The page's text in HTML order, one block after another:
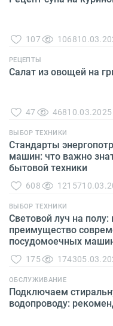
107 1068
РЕЦЕПТЫ
Салат из овощей на
47 46810.03.2025
ВЫБОР ТЕХНИКИ
Стандарты
машин: что важно
бытовой техники
608 12157
ВЫБОР ТЕХНИКИ
Световой луч на полу:
преимущество
посудомоечных
175 1743
ОБСЛУЖИВАНИЕ
Подключаем
водопроводу: